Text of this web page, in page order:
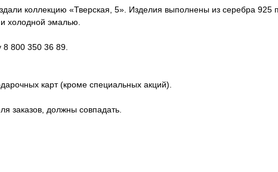
коллекцию «Тверская, 5». Изделия выполнены из серебра 925
холодной эмалью.
800 350 36 89.
карт (кроме специальных акций).
заказов, должны совпадать.